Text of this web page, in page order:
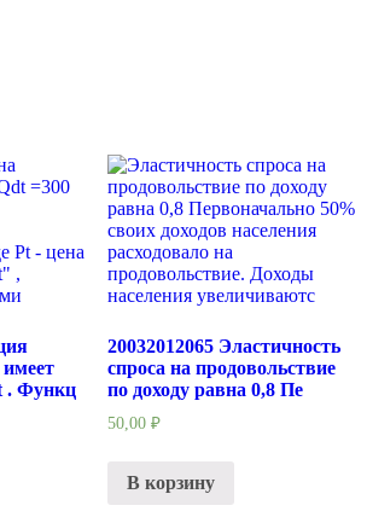
. Функц
20032012065 Эластичность
спроса на продовольствие
по доходу равна 0,8 Пе
50,00 ₽
В корзину